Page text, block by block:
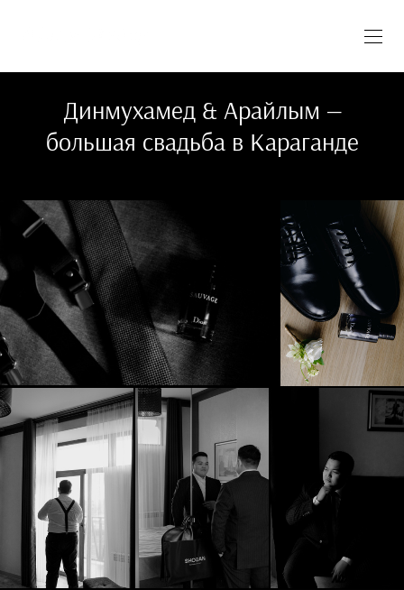
Динмухамед & Арайлым —
большая свадьба в Караганде